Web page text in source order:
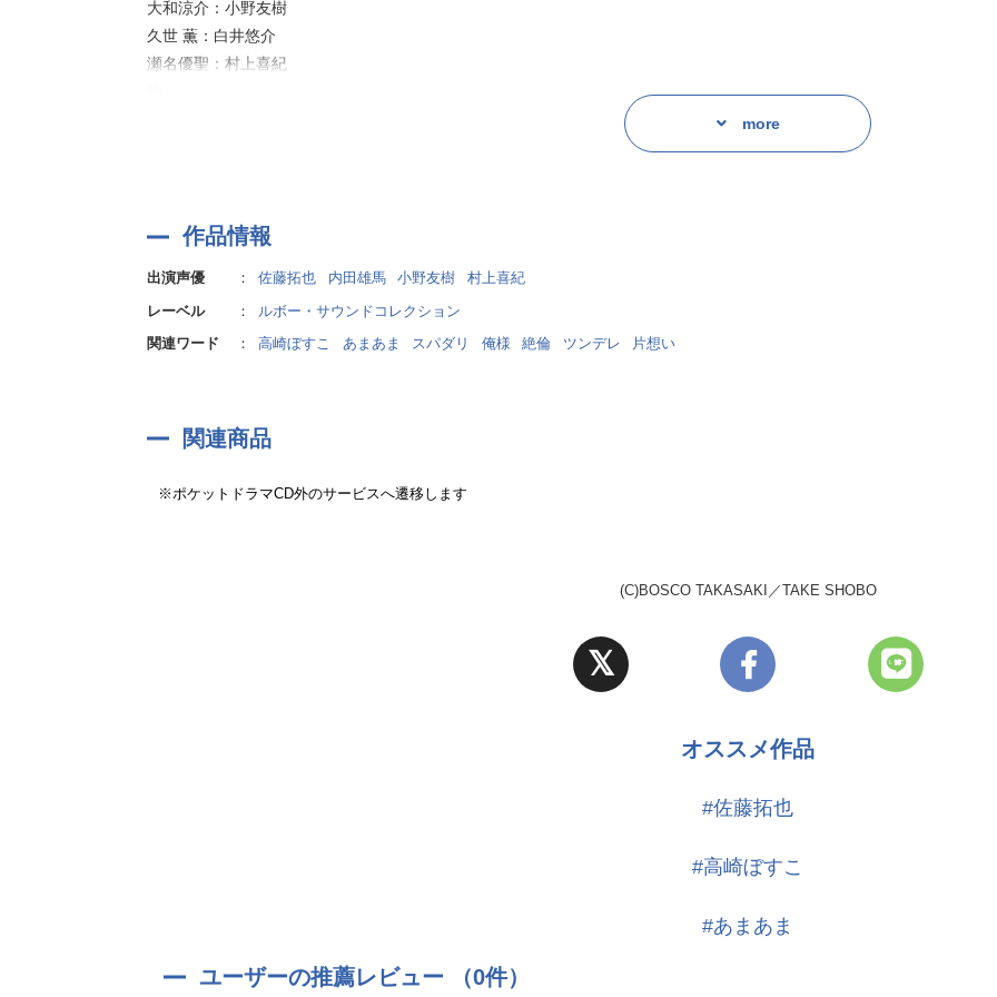
上手く挑発しつつ、時には励まし甘やかしながら
導いていく榊のスパダリ感もたまりません…！
大和涼介：小野友樹
久世 薫：白井悠介
瀬名優聖：村上喜紀
more
作品情報
出演声優 ： 佐藤拓也 内田雄馬 小野友樹
村上喜紀
レーベル
：
ルボー・サウンドコレクション
関連ワード
： 高崎ぼすこ あまあま スパダリ 俺様 絶倫 ツンデレ 片想い
関連商品
※ポケットドラマCD外のサービスへ遷移します
(C)BOSCO TAKASAKI／TAKE SHOBO
オススメ作品
#佐藤拓也
#高崎ぼすこ
#あまあま
ユーザーの推薦レビュー （0件）